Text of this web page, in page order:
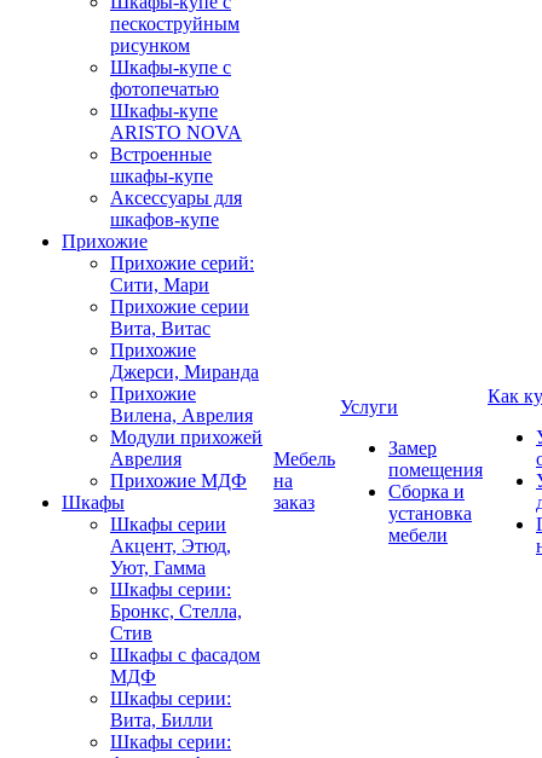
пескоструйным
рисунком
Шкафы-купе с
фотопечатью
Шкафы-купе
ARISTO NOVA
Встроенные
шкафы-купе
Аксессуары для
шкафов-купе
Прихожие
Прихожие серий:
Сити, Мари
Прихожие серии
Вита, Витас
Прихожие
Джерси, Миранда
Прихожие
Вилена, Аврелия
Модули прихожей
Аврелия
Прихожие МДФ
Шкафы
Шкафы серии
Акцент, Этюд,
Уют, Гамма
Шкафы серии:
Бронкс, Стелла,
Стив
Шкафы с фасадом
МДФ
Шкафы серии:
Вита, Билли
Шкафы серии:
Мебель
на
заказ
Услуги
Замер
помещения
Сборка и
установка
мебели
Как